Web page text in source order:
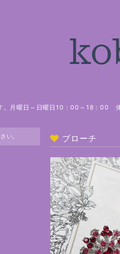
。月曜日～日曜日10：00～18：00
い。 ブローチ